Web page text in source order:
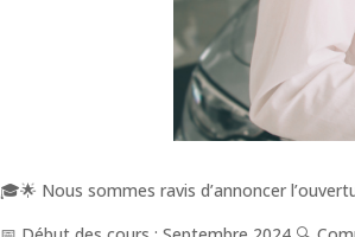
🎓🌟 Nous sommes ravis d’annoncer